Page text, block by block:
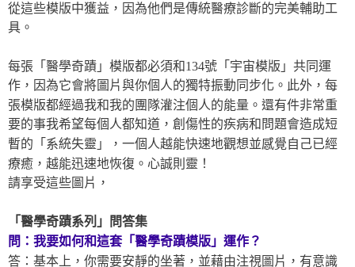
從這些模版中獲益，因為他們是傳統醫療診斷的完美輔助工
具。
每張「醫學奇蹟」模版都必須和134號「宇宙模版」共同運
作，因為它會將圖片與你個人的獨特振動同步化。此外，每
張模版都經過我和我的團隊灌注個人的能量。還有件非常重
要的事我希望每個人都知道，創傷性的疾病和問題會造成短
暫的「系統失靈」，一個人越能快速地觀想並感覺自己已經
療癒，越能迅速地恢復。心誠則靈！
請享受這些圖片，
「醫學奇蹟系列」問答集
問：我要如何和這套「醫學奇蹟模版」運作？
答：基本上，你需要安靜的坐著，並藉由注視圖片，有意識